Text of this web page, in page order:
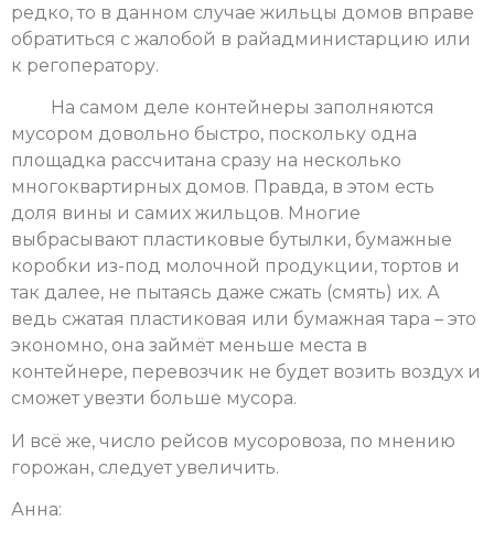
редко, то в данном случае жильцы домов вправе
обратиться с жалобой в райадминистарцию или
к регоператору.
На самом деле контейнеры заполняются
мусором довольно быстро, поскольку одна
площадка рассчитана сразу на несколько
многоквартирных домов. Правда, в этом есть
доля вины и самих жильцов. Многие
выбрасывают пластиковые бутылки, бумажные
коробки из-под молочной продукции, тортов и
так далее, не пытаясь даже сжать (смять) их. А
ведь сжатая пластиковая или бумажная тара – это
экономно, она займёт меньше места в
контейнере, перевозчик не будет возить воздух и
сможет увезти больше мусора.
И всё же, число рейсов мусоровоза, по мнению
горожан, следует увеличить.
Анна: